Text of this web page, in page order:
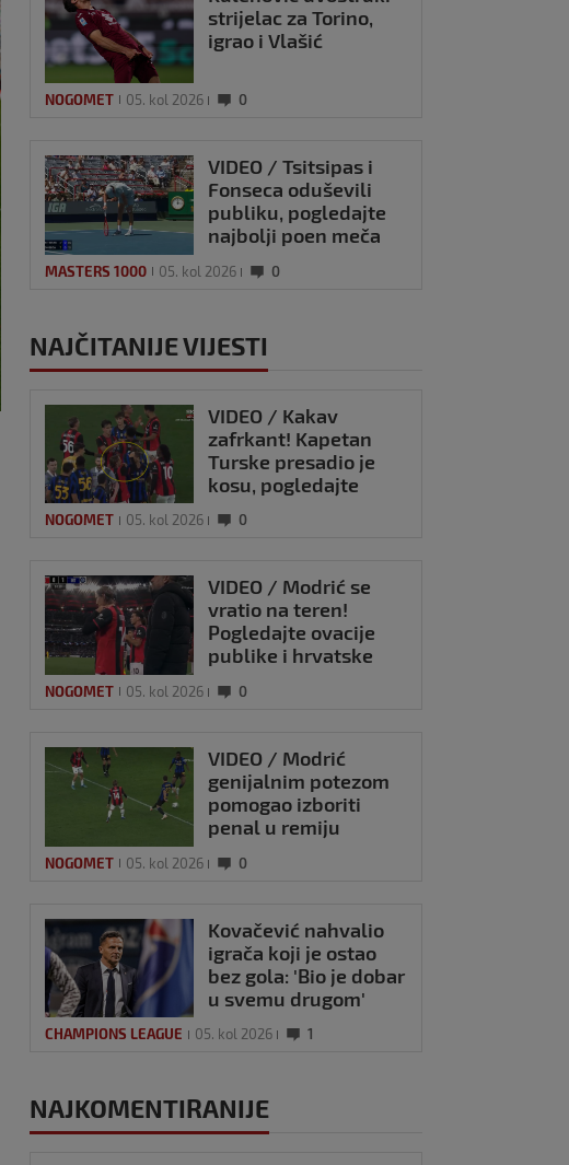
strijelac za Torino,
igrao i Vlašić
NOGOMET 05. kol 2026 0
VIDEO / Tsitsipas i
Fonseca oduševili
publiku, pogledajte
najbolji poen meča
MASTERS 1000 05. kol 2026 0
NAJČITANIJE VIJESTI
VIDEO / Kakav
zafrkant! Kapetan
Turske presadio je
kosu, pogledajte
našalio s njim
NOGOMET 05. kol 2026 0
VIDEO / Modrić se
vratio na teren!
Pogledajte ovacije
publike i hrvatske
NOGOMET 05. kol 2026 0
VIDEO / Modrić
genijalnim potezom
pomogao izboriti
penal u remiju
NOGOMET 05. kol 2026 0
Kovačević nahvalio
igrača koji je ostao
bez gola: 'Bio je dobar
u svemu drugom'
CHAMPIONS LEAGUE 05. kol 2026 1
NAJKOMENTIRANIJE